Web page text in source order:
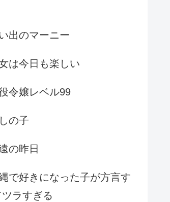
出のマーニー
は今日も楽しい
令嬢レベル99
の子
の昨日
で好きになった子が方言す
ツラすぎる